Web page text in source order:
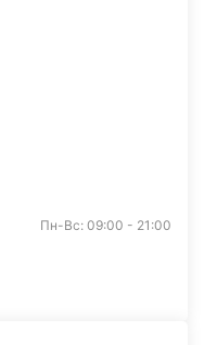
Пн-Вс: 09:00 - 21:00